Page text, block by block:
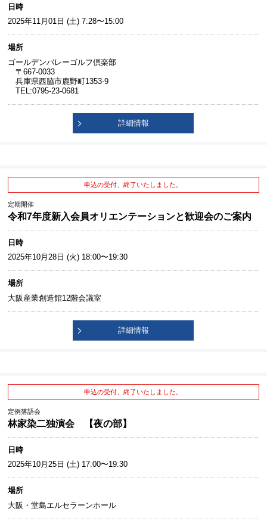
日時
2025年11月01日 (土) 7:28〜15:00
場所
ゴールデンバレーゴルフ倶楽部
〒667-0033
兵庫県西脇市鹿野町1353-9
TEL:0795-23-0681
詳細情報
申込の受付、終了いたしました。
定期開催
令和7年度新入会員オリエンテーションと歓迎会のご案内
日時
2025年10月28日 (火) 18:00〜19:30
場所
大阪産業創造館12階会議室
詳細情報
申込の受付、終了いたしました。
定例落語会
林家染二独演会 【夜の部】
日時
2025年10月25日 (土) 17:00〜19:30
場所
大阪・堂島エルセラーンホール